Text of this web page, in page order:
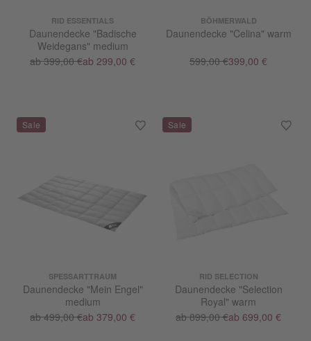
RID ESSENTIALS
Daunendecke "Badische
Weidegans" medium
ab 399,00 €ab 299,00 €
BÖHMERWALD
Daunendecke "Celina" warm
599,00 €399,00 €
SPESSARTTRAUM
Daunendecke "Mein Engel"
medium
ab 499,00 €ab 379,00 €
RID SELECTION
Daunendecke "Selection
Royal" warm
ab 899,00 €ab 699,00 €